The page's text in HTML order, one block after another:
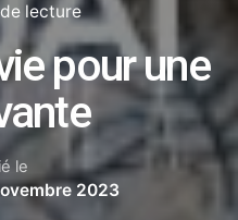
lecture
pour une
le
2023